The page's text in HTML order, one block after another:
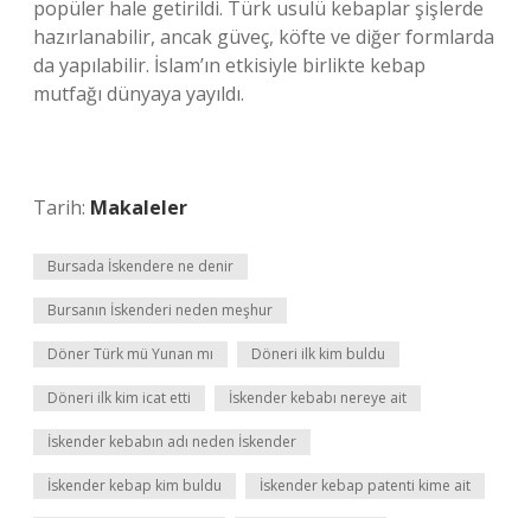
popüler hale getirildi. Türk usulü kebaplar şişlerde
hazırlanabilir, ancak güveç, köfte ve diğer formlarda
da yapılabilir. İslam’ın etkisiyle birlikte kebap
mutfağı dünyaya yayıldı.
Tarih: Makaleler
Bursada İskendere ne denir
Bursanın İskenderi neden meşhur
Döner Türk mü Yunan mı Döneri ilk kim buldu
Döneri ilk kim icat etti İskender kebabı nereye ait
İskender kebabın adı neden İskender
İskender kebap kim buldu İskender kebap patenti kime ait